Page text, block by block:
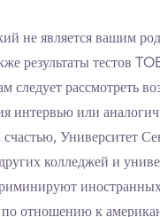
не является вашим
результаты тестов
следует рассмотреть
интервью или
счастью, Университет
колледжей и
по отношению к